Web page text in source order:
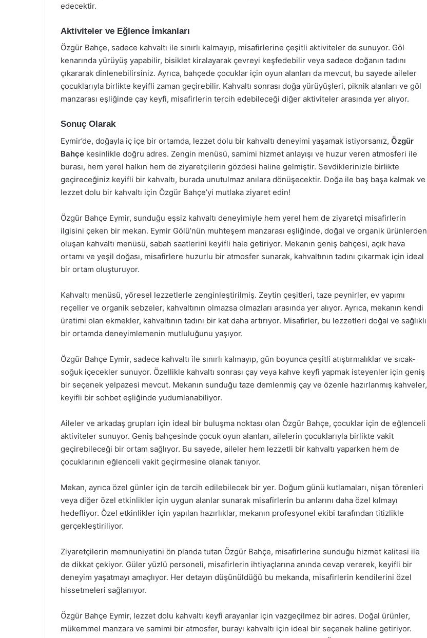
edecektir.
Aktiviteler ve Eğlence İmkanları
Özgür Bahçe, sadece kahvaltı ile sınırlı kalmayıp, misafirlerine çeşitli aktiviteler de sunuyor. Göl
kenarında yürüyüş yapabilir, bisiklet kiralayarak çevreyi keşfedebilir veya sadece doğanın tadını
çıkararak dinlenebilirsiniz. Ayrıca, bahçede çocuklar için oyun alanları da mevcut, bu sayede aileler
çocuklarıyla birlikte keyifli zaman geçirebilir. Kahvaltı sonrası doğa yürüyüşleri, piknik alanları ve göl
manzarası eşliğinde çay keyfi, misafirlerin tercih edebileceği diğer aktiviteler arasında yer alıyor.
Sonuç Olarak
Eymir’de, doğayla iç içe bir ortamda, lezzet dolu bir kahvaltı deneyimi yaşamak istiyorsanız, Özgür
Bahçe kesinlikle doğru adres. Zengin menüsü, samimi hizmet anlayışı ve huzur veren atmosferi ile
burası, hem yerel halkın hem de ziyaretçilerin gözdesi haline gelmiştir. Sevdiklerinizle birlikte
geçireceğiniz keyifli bir kahvaltı, burada unutulmaz anılara dönüşecektir. Doğa ile baş başa kalmak ve
lezzet dolu bir kahvaltı için Özgür Bahçe’yi mutlaka ziyaret edin!
Özgür Bahçe Eymir, sunduğu eşsiz kahvaltı deneyimiyle hem yerel hem de ziyaretçi misafirlerin
ilgisini çeken bir mekan. Eymir Gölü’nün muhteşem manzarası eşliğinde, doğal ve organik ürünlerden
oluşan kahvaltı menüsü, sabah saatlerini keyifli hale getiriyor. Mekanın geniş bahçesi, açık hava
ortamı ve yeşil doğası, misafirlere huzurlu bir atmosfer sunarak, kahvaltının tadını çıkarmak için ideal
bir ortam oluşturuyor.
Kahvaltı menüsü, yöresel lezzetlerle zenginleştirilmiş. Zeytin çeşitleri, taze peynirler, ev yapımı
reçeller ve organik sebzeler, kahvaltının olmazsa olmazları arasında yer alıyor. Ayrıca, mekanın kendi
üretimi olan ekmekler, kahvaltının tadını bir kat daha artırıyor. Misafirler, bu lezzetleri doğal ve sağlıklı
bir ortamda deneyimlemenin mutluluğunu yaşıyor.
Özgür Bahçe Eymir, sadece kahvaltı ile sınırlı kalmayıp, gün boyunca çeşitli atıştırmalıklar ve sıcak-
soğuk içecekler sunuyor. Özellikle kahvaltı sonrası çay veya kahve keyfi yapmak isteyenler için geniş
bir seçenek yelpazesi mevcut. Mekanın sunduğu taze demlenmiş çay ve özenle hazırlanmış kahveler,
keyifli bir sohbet eşliğinde yudumlanabiliyor.
Aileler ve arkadaş grupları için ideal bir buluşma noktası olan Özgür Bahçe, çocuklar için de eğlenceli
aktiviteler sunuyor. Geniş bahçesinde çocuk oyun alanları, ailelerin çocuklarıyla birlikte vakit
geçirebileceği bir ortam sağlıyor. Bu sayede, aileler hem lezzetli bir kahvaltı yaparken hem de
çocuklarının eğlenceli vakit geçirmesine olanak tanıyor.
Mekan, ayrıca özel günler için de tercih edilebilecek bir yer. Doğum günü kutlamaları, nişan törenleri
veya diğer özel etkinlikler için uygun alanlar sunarak misafirlerin bu anlarını daha özel kılmayı
hedefliyor. Özel etkinlikler için yapılan hazırlıklar, mekanın profesyonel ekibi tarafından titizlikle
gerçekleştiriliyor.
Ziyaretçilerin memnuniyetini ön planda tutan Özgür Bahçe, misafirlerine sunduğu hizmet kalitesi ile
de dikkat çekiyor. Güler yüzlü personeli, misafirlerin ihtiyaçlarına anında cevap vererek, keyifli bir
deneyim yaşatmayı amaçlıyor. Her detayın düşünüldüğü bu mekanda, misafirlerin kendilerini özel
hissetmeleri sağlanıyor.
Özgür Bahçe Eymir, lezzet dolu kahvaltı keyfi arayanlar için vazgeçilmez bir adres. Doğal ürünler,
mükemmel manzara ve samimi bir atmosfer, burayı kahvaltı için ideal bir seçenek haline getiriyor.